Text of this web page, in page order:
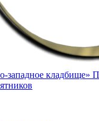
западное кладбище»